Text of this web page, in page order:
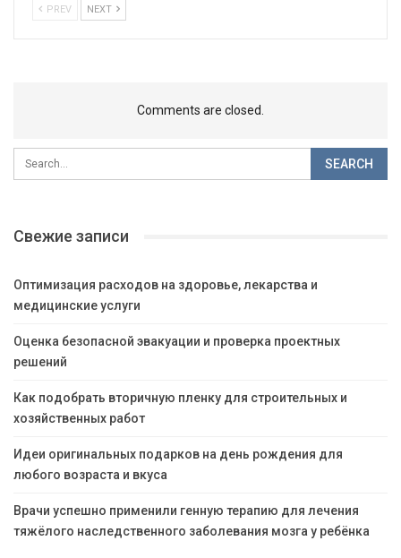
PREV NEXT
Comments are closed.
Свежие записи
Оптимизация расходов на здоровье, лекарства и
медицинские услуги
Оценка безопасной эвакуации и проверка проектных
решений
Как подобрать вторичную пленку для строительных и
хозяйственных работ
Идеи оригинальных подарков на день рождения для
любого возраста и вкуса
Врачи успешно применили генную терапию для лечения
тяжёлого наследственного заболевания мозга у ребёнка